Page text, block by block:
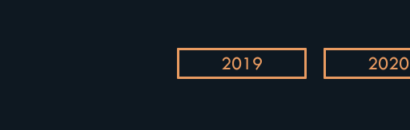
2019 2020